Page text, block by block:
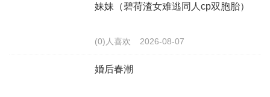
妹妹（碧荷渣女难逃同人cp双胞胎）
(0)人喜欢 2026-08-07
婚后春潮